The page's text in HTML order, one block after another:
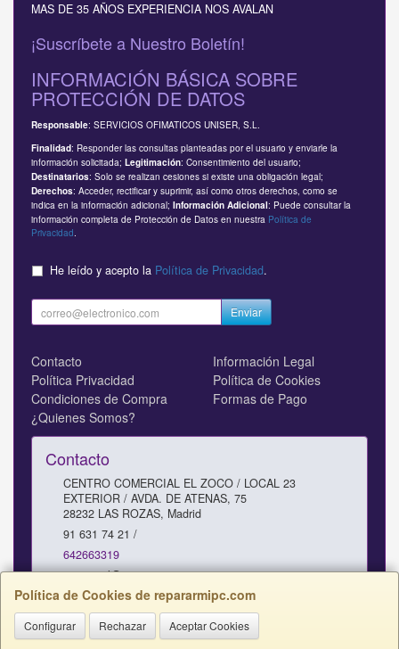
Política de Cookies de repararmipc.com
Configurar Rechazar Aceptar Cookies
MAS DE 35 AÑOS EXPERIENCIA NOS AVALAN
¡Suscríbete a Nuestro Boletín!
INFORMACIÓN BÁSICA SOBRE
PROTECCIÓN DE DATOS
Responsable: SERVICIOS OFIMATICOS UNISER, S.L.
Finalidad: Responder las consultas planteadas por el usuario y enviarle la
información solicitada; Legitimación: Consentimiento del usuario;
Destinatarios: Solo se realizan cesiones si existe una obligación legal;
Derechos: Acceder, rectificar y suprimir, así como otros derechos, como se
indica en la información adicional; Información Adicional: Puede consultar la
información completa de Protección de Datos en nuestra Política de
Privacidad.
He leído y acepto la Política de Privacidad.
Enviar
Contacto
Información Legal
Política Privacidad
Política de Cookies
Condiciones de Compra
Formas de Pago
¿Quienes Somos?
Contacto
CENTRO COMERCIAL EL ZOCO / LOCAL 23
EXTERIOR / AVDA. DE ATENAS, 75
28232 LAS ROZAS, Madrid
91 631 74 21 /
642663319
comercial@repararmipc.com
Horario